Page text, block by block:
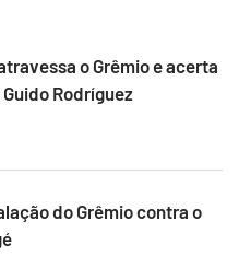
o Grêmio e acerta
Rodríguez
do Grêmio contra o